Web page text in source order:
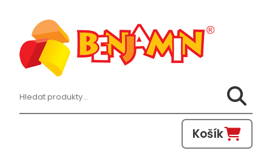
Hledat:
Košík